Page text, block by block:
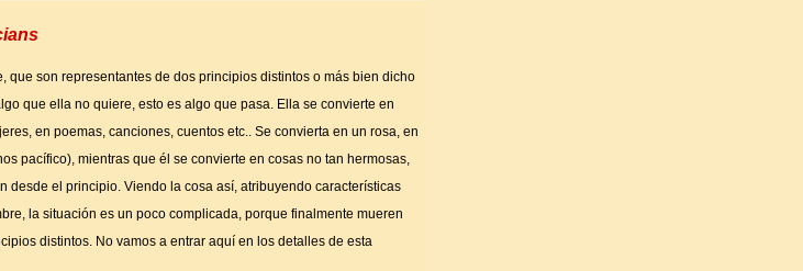
que son representantes de dos principios distintos o más bien dicho
que ella no quiere, esto es algo que pasa. Ella se convierte en
en poemas, canciones, cuentos etc.. Se convierta en un rosa, en
pacífico), mientras que él se convierte en cosas no tan hermosas,
el principio. Viendo la cosa así, atribuyendo características
la situación es un poco complicada, porque finalmente mueren
distintos. No vamos a entrar aquí en los detalles de esta